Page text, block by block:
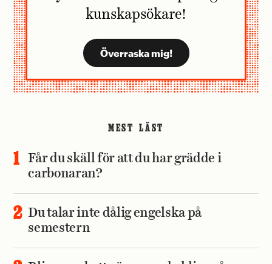
kunskapsökare!
MEST LÄST
Får du skäll för att du har grädde i
carbonaran?
Du talar inte dålig engelska på
semestern